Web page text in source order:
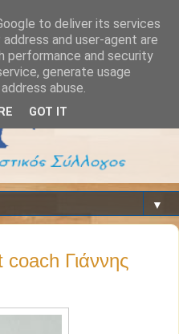
▼
Γιάννης
to deliver its services
and user-agent are
performance and security
generate usage
abuse.
GOT IT